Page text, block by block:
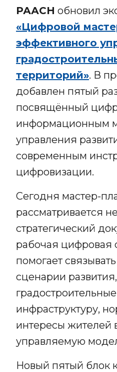
РААСН обновил
«Цифровой
эффективного
территорий». В
добавлен пятый
посвящённый
информационным
управления
современным
цифровизации.
Сегодня мастер-
рассматривается
стратегический
рабочая цифровая
помогает
сценарии развития,
инфраструктуру,
интересы жителей
управляемую
Новый пятый блок